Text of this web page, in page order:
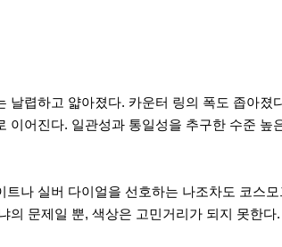
날렵하고 얇아졌다. 카운터 링의 폭도 좁아
이어진다. 일관성과 통일성을 추구한 수준
나 실버 다이얼을 선호하는 나조차도 코스
의 문제일 뿐, 색상은 고민거리가 되지 못한다.